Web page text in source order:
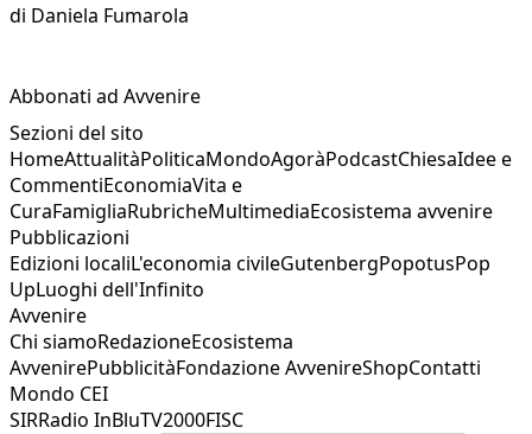
di Daniela Fumarola
Abbonati ad Avvenire
Sezioni del sito
HomeAttualitàPoliticaMondoAgoràPodcastChiesaIdee e
CommentiEconomiaVita e
CuraFamigliaRubricheMultimediaEcosistema avvenire
Pubblicazioni
Edizioni localiL'economia civileGutenbergPopotusPop
UpLuoghi dell'Infinito
Avvenire
Chi siamoRedazioneEcosistema
AvvenirePubblicitàFondazione AvvenireShopContatti
Mondo CEI
SIRRadio InBluTV2000FISC